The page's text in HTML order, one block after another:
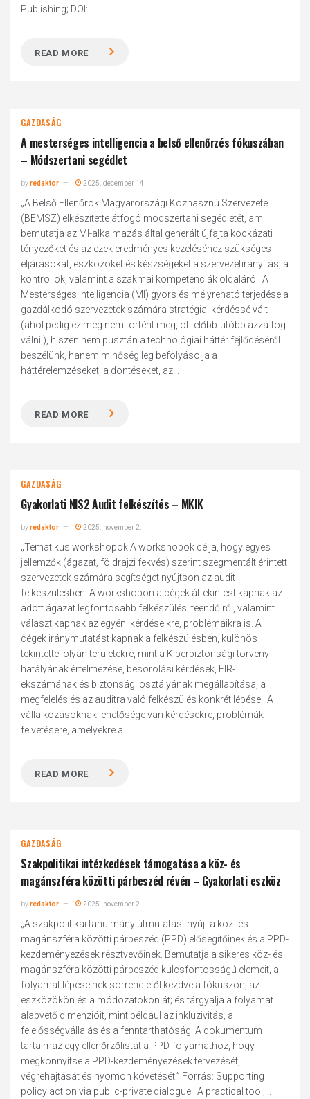
Publishing; DOI:...
READ MORE
GAZDASÁG
A mesterséges intelligencia a belső ellenőrzés fókuszában
– Módszertani segédlet
byredaktor 2025. december 14.
„A Belső Ellenőrök Magyarországi Közhasznú Szervezete
(BEMSZ) elkészítette átfogó módszertani segédletét, ami
bemutatja az MI-alkalmazás által generált újfajta kockázati
tényezőket és az ezek eredményes kezeléséhez szükséges
eljárásokat, eszközöket és készségeket a szervezetirányítás, a
kontrollok, valamint a szakmai kompetenciák oldaláról. A
Mesterséges Intelligencia (MI) gyors és mélyreható terjedése a
gazdálkodó szervezetek számára stratégiai kérdéssé vált
(ahol pedig ez még nem történt meg, ott előbb-utóbb azzá fog
válni!), hiszen nem pusztán a technológiai háttér fejlődéséről
beszélünk, hanem minőségileg befolyásolja a
háttérelemzéseket, a döntéseket, az...
READ MORE
GAZDASÁG
Gyakorlati NIS2 Audit felkészítés – MKIK
byredaktor 2025. november 2.
„Tematikus workshopok A workshopok célja, hogy egyes
jellemzők (ágazat, földrajzi fekvés) szerint szegmentált érintett
szervezetek számára segítséget nyújtson az audit
felkészülésben. A workshopon a cégek áttekintést kapnak az
adott ágazat legfontosabb felkészülési teendőiről, valamint
választ kapnak az egyéni kérdéseikre, problémáikra is. A
cégek iránymutatást kapnak a felkészülésben, különös
tekintettel olyan területekre, mint a Kiberbiztonsági törvény
hatályának értelmezése, besorolási kérdések, EIR-
ekszámának és biztonsági osztályának megállapítása, a
megfelelés és az auditra való felkészülés konkrét lépései. A
vállalkozásoknak lehetősége van kérdésekre, problémák
felvetésére, amelyekre a...
READ MORE
GAZDASÁG
Szakpolitikai intézkedések támogatása a köz- és
magánszféra közötti párbeszéd révén – Gyakorlati eszköz
byredaktor 2025. november 2.
„A szakpolitikai tanulmány útmutatást nyújt a köz- és
magánszféra közötti párbeszéd (PPD) elősegítőinek és a PPD-
kezdeményezések résztvevőinek. Bemutatja a sikeres köz- és
magánszféra közötti párbeszéd kulcsfontosságú elemeit, a
folyamat lépéseinek sorrendjétől kezdve a fókuszon, az
eszközökön és a módozatokon át; és tárgyalja a folyamat
alapvető dimenzióit, mint például az inkluzivitás, a
felelősségvállalás és a fenntarthatóság. A dokumentum
tartalmaz egy ellenőrzőlistát a PPD-folyamathoz, hogy
megkönnyítse a PPD-kezdeményezések tervezését,
végrehajtását és nyomon követését.” Forrás: Supporting
policy action via public-private dialogue : A practical tool;...